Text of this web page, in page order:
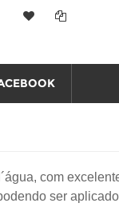
com
ser